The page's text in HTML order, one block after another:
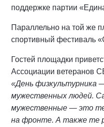
поддержке партии
Параллельно на той же
спортивный фестиваль
Гостей площадки
Ассоциации ветеранов
«День физкультурника
мужественных людей.
мужественные — это
на фронте. А также те